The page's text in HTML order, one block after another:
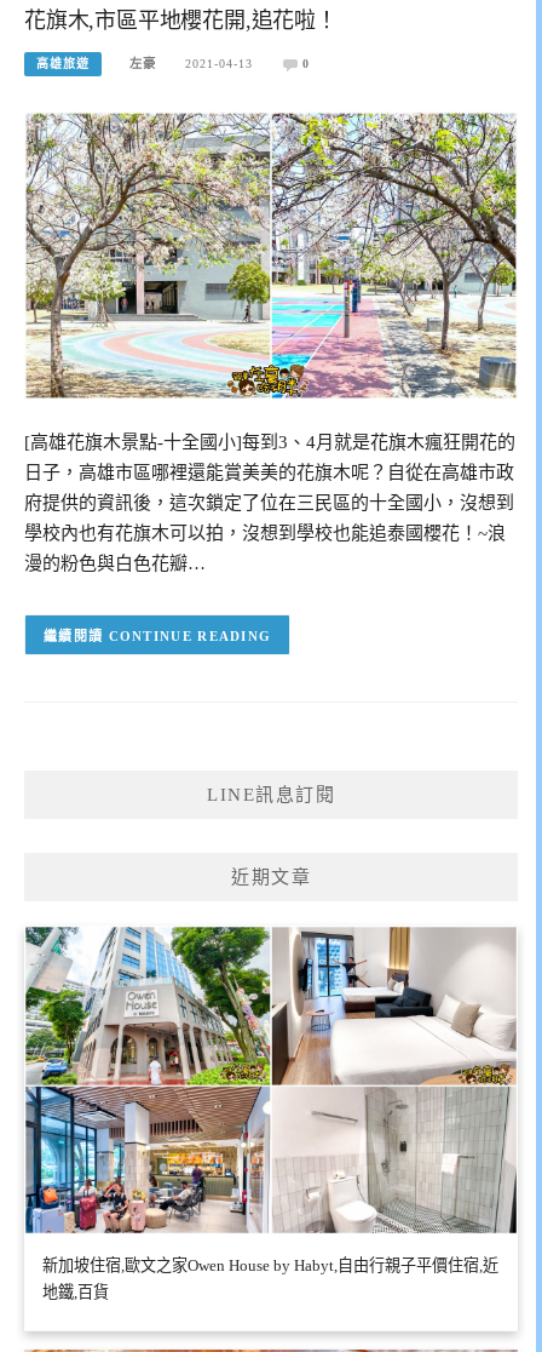
花旗木,市區平地櫻花開,追花啦！
高雄旅遊 左豪 2021-04-13 0
[高雄花旗木景點-十全國小]每到3、4月就是花旗木瘋狂開花的
日子，高雄市區哪裡還能賞美美的花旗木呢？自從在高雄市政
府提供的資訊後，這次鎖定了位在三民區的十全國小，沒想到
學校內也有花旗木可以拍，沒想到學校也能追泰國櫻花！~浪
漫的粉色與白色花瓣…
CONTINUE READING
LINE訊息訂閱
近期文章
新加坡住宿,歐文之家Owen House by Habyt,自由行親子平價住宿,近
地鐵,百貨